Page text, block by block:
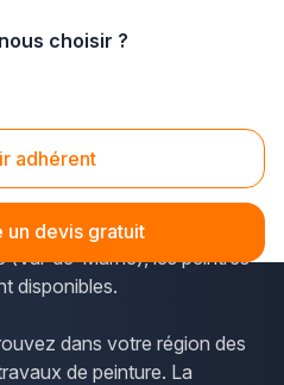
choisir ?
adhérent
un devis gratuit
(94410)
permet d'accéder aux
de l'Île-de-France qui sont
(Val-de-Marne), les peintres
disponibles.
dans votre région des
de peinture. La